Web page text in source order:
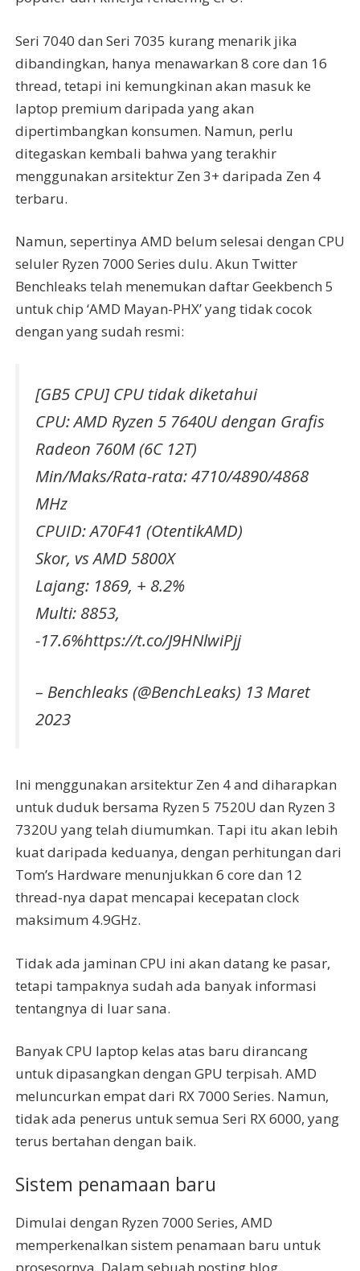
Seri 7040 dan Seri 7035 kurang menarik jika
dibandingkan, hanya menawarkan 8 core dan 16
thread, tetapi ini kemungkinan akan masuk ke
laptop premium daripada yang akan
dipertimbangkan konsumen. Namun, perlu
ditegaskan kembali bahwa yang terakhir
menggunakan arsitektur Zen 3+ daripada Zen 4
terbaru.
Namun, sepertinya AMD belum selesai dengan CPU
seluler Ryzen 7000 Series dulu. Akun Twitter
Benchleaks telah menemukan daftar Geekbench 5
untuk chip ‘AMD Mayan-PHX’ yang tidak cocok
dengan yang sudah resmi:
[GB5 CPU] CPU tidak diketahui
CPU: AMD Ryzen 5 7640U dengan Grafis
Radeon 760M (6C 12T)
Min/Maks/Rata-rata: 4710/4890/4868
MHz
CPUID: A70F41 (OtentikAMD)
Skor, vs AMD 5800X
Lajang: 1869, + 8.2%
Multi: 8853,
-17.6%https://t.co/J9HNlwiPjj
– Benchleaks (@BenchLeaks) 13 Maret
2023
Ini menggunakan arsitektur Zen 4 and diharapkan
untuk duduk bersama Ryzen 5 7520U dan Ryzen 3
7320U yang telah diumumkan. Tapi itu akan lebih
kuat daripada keduanya, dengan perhitungan dari
Tom’s Hardware menunjukkan 6 core dan 12
thread-nya dapat mencapai kecepatan clock
maksimum 4.9GHz.
Tidak ada jaminan CPU ini akan datang ke pasar,
tetapi tampaknya sudah ada banyak informasi
tentangnya di luar sana.
Banyak CPU laptop kelas atas baru dirancang
untuk dipasangkan dengan GPU terpisah. AMD
meluncurkan empat dari RX 7000 Series. Namun,
tidak ada penerus untuk semua Seri RX 6000, yang
terus bertahan dengan baik.
Sistem penamaan baru
Dimulai dengan Ryzen 7000 Series, AMD
memperkenalkan sistem penamaan baru untuk
prosesornya. Dalam sebuah posting blog,